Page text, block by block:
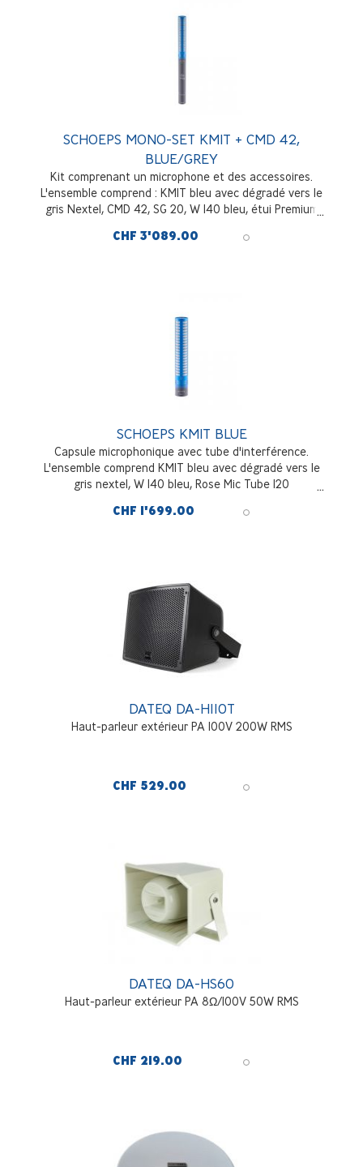
SCHOEPS MONO-SET KMIT + CMD 42,
BLUE/GREY
Kit comprenant un microphone et des accessoires.
L'ensemble comprend : KMIT bleu avec dégradé vers le
gris Nextel, CMD 42, SG 20, W 140 bleu, étui Premium
CHF 3'089.00
SCHOEPS KMIT BLUE
Capsule microphonique avec tube d'interférence.
L'ensemble comprend KMIT bleu avec dégradé vers le
gris nextel, W 140 bleu, Rose Mic Tube 120
CHF 1'699.00
DATEQ DA-H110T
Haut-parleur extérieur PA 100V 200W RMS
CHF 529.00
DATEQ DA-HS60
Haut-parleur extérieur PA 8Ω/100V 50W RMS
CHF 219.00